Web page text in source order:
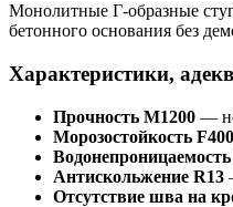
Монолитные Г-образные
бетонного основания без
Характеристики,
Прочность М1200 —
Морозостойкость
Антискольжение R13
Отсутствие шва на